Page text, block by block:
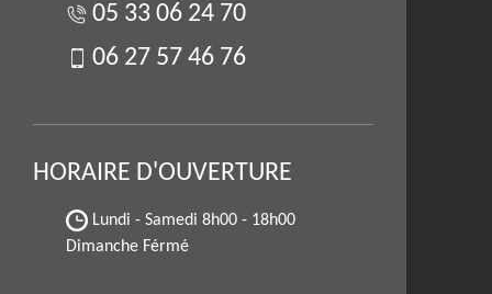
05 33 06 24 70
06 27 57 46 76
HORAIRE D'OUVERTURE
Lundi - Samedi 8h00 - 18h00
Dimanche Férmé